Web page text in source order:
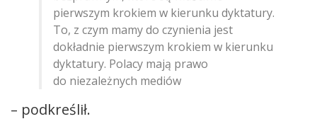
pierwszym krokiem w kierunku dyktatury.
To, z czym mamy do czynienia jest
dokładnie pierwszym krokiem w kierunku
dyktatury. Polacy mają prawo
do niezależnych mediów
– podkreślił.